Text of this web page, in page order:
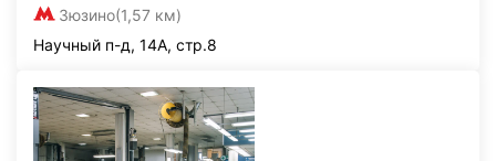
Зюзино(1,57 км)
Научный п-д, 14А, стр.8